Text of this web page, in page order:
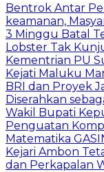
Bentrok Antar
keamanan,
3 Minggu Batal
Lobster Tak
Kementrian PU
Kejati Maluku
BRI dan Proyek
Diserahkan
Wakil Bupati
Penguatan
Matematika
Kejari Ambon
dan Perkapalan